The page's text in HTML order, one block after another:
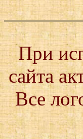
При
сайта
Все